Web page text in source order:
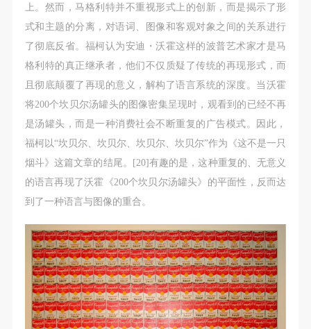
上。然而，马格利特并不重视形式上的创新，而是揭示了形
式和主题的分离，对语词、图像和客观对象之间的关系进行
了彻底反省。福柯认为安迪・沃霍这样的波普艺术家才是马
格利特的真正继承者，他们不仅质疑了传统的再现形式，而
且彻底颠覆了再现的意义，解构了语言系统的深度。当沃霍
将200个坎贝尔汤罐头的图像密集呈现时，观看到的已经不再
是汤罐头，而是一种消费社会不断重复的广告模式。因此，
福柯以“坎贝尔、坎贝尔、坎贝尔、坎贝尔”作为《这不是一只
烟斗》这篇文章的结尾。[20]有趣的是，这种重复的、无意义
的语言再现了沃霍《200个坎贝尔汤罐头》的平面性，反而达
到了一种语言与图像的重合。